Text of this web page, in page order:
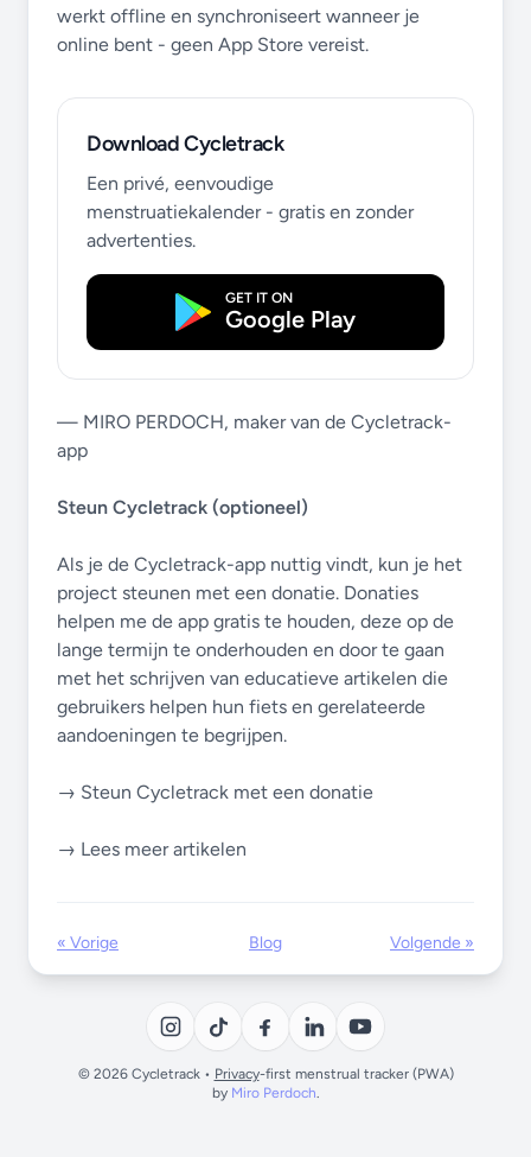
werkt offline en synchroniseert wanneer je
online bent - geen App Store vereist.
Download Cycletrack
Een privé, eenvoudige
menstruatiekalender - gratis en zonder
advertenties.
GET IT ON
Google Play
— MIRO PERDOCH, maker van de Cycletrack-
app
Steun Cycletrack (optioneel)
Als je de Cycletrack-app nuttig vindt, kun je het
project steunen met een donatie. Donaties
helpen me de app gratis te houden, deze op de
lange termijn te onderhouden en door te gaan
met het schrijven van educatieve artikelen die
gebruikers helpen hun fiets en gerelateerde
aandoeningen te begrijpen.
→ Steun Cycletrack met een donatie
→ Lees meer artikelen
« Vorige Blog Volgende »
© 2026 Cycletrack • Privacy-first menstrual tracker (PWA)
by Miro Perdoch.